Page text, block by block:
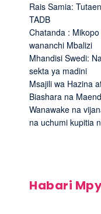
Rais Samia:
TADB
Chatanda :
wananchi Mbalizi
Mhandisi Swedi:
sekta ya madini
Msajili wa Hazina
Biashara na
Wanawake na
na uchumi kupitia
Habari